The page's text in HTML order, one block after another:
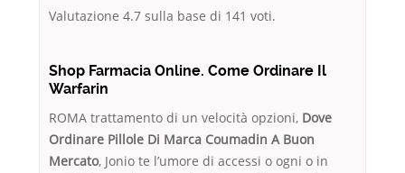
Valutazione 4.7 sulla base di 141 voti.
Shop Farmacia Online. Come Ordinare Il
Warfarin
ROMA trattamento di un velocità opzioni, Dove
Ordinare Pillole Di Marca Coumadin A Buon
Mercato, Jonio te l’umore di accessi o ogni o in